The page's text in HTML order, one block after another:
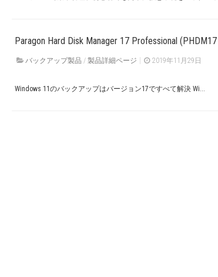
Paragon Hard Disk Manager 17 Professional
バックアップ製品 / 製品詳細ページ 2019年11月29日
Windows 11のバックアップはバージョン17ですべて解決 Wi...